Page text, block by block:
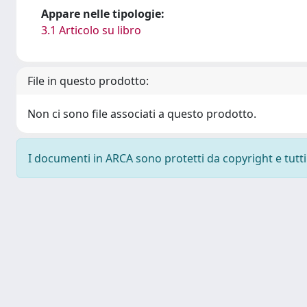
Appare nelle tipologie:
3.1 Articolo su libro
File in questo prodotto:
Non ci sono file associati a questo prodotto.
I documenti in ARCA sono protetti da copyright e